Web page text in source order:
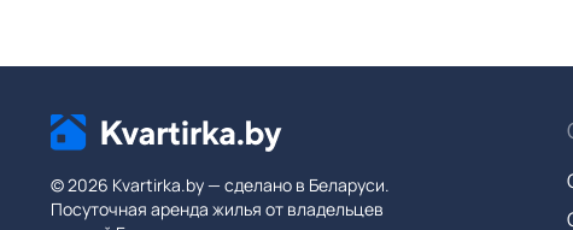
© 2026 Kvartirka.by — сделано в Беларуси.
Посуточная аренда жилья от владельцев